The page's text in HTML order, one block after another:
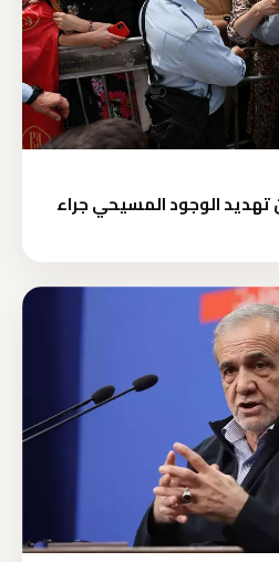
الوجود المسيحي جراء